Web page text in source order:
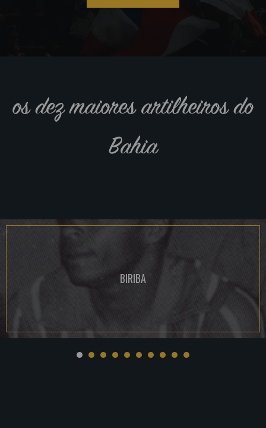
os dez maiores artilheiros do
Bahia
BIRIBA